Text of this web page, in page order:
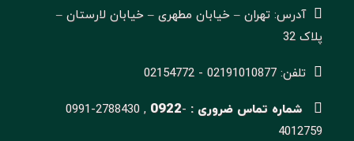
آدرس: تهران – خیابان مطهری – خیابان لارستان –
پلاک 32
تلفن: 02191010877 - 02154772
شماره تماس ضروری : 0991-2788430 , 0922-
4012759